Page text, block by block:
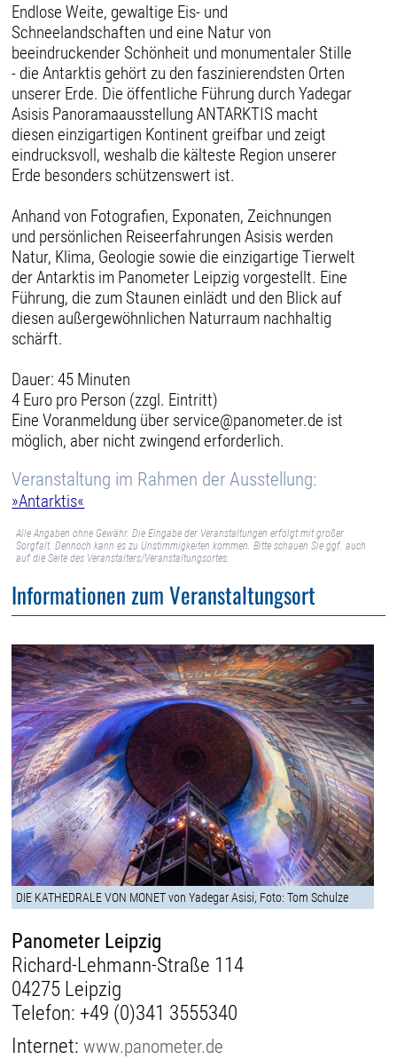
Endlose Weite, gewaltige Eis- und
Schneelandschaften und eine Natur von
beeindruckender Schönheit und monumentaler Stille
- die Antarktis gehört zu den faszinierendsten Orten
unserer Erde. Die öffentliche Führung durch Yadegar
Asisis Panoramaausstellung ANTARKTIS macht
diesen einzigartigen Kontinent greifbar und zeigt
eindrucksvoll, weshalb die kälteste Region unserer
Erde besonders schützenswert ist.
Anhand von Fotografien, Exponaten, Zeichnungen
und persönlichen Reiseerfahrungen Asisis werden
Natur, Klima, Geologie sowie die einzigartige Tierwelt
der Antarktis im Panometer Leipzig vorgestellt. Eine
Führung, die zum Staunen einlädt und den Blick auf
diesen außergewöhnlichen Naturraum nachhaltig
schärft.
Dauer: 45 Minuten
4 Euro pro Person (zzgl. Eintritt)
Eine Voranmeldung über service@panometer.de ist
möglich, aber nicht zwingend erforderlich.
Veranstaltung im Rahmen der Ausstellung:
»Antarktis«
Alle Angaben ohne Gewähr. Die Eingabe der Veranstaltungen erfolgt mit großer
Sorgfalt. Dennoch kann es zu Unstimmigkeiten kommen. Bitte schauen Sie ggf. auch
auf die Seite des Veranstalters/Veranstaltungsortes.
Informationen zum Veranstaltungsort
DIE KATHEDRALE VON MONET von Yadegar Asisi, Foto: Tom Schulze
Panometer Leipzig
Richard-Lehmann-Straße 114
04275 Leipzig
Telefon: +49 (0)341 3555340
Internet:www.panometer.de